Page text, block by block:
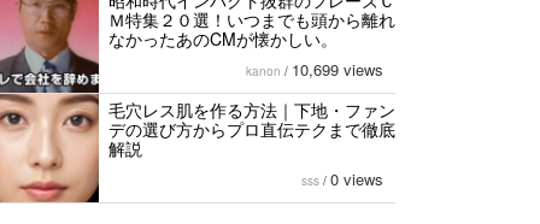
Ｍ特集２０選！いつまでも頭から離れ
なかったあのCMが懐かしい。
kanon / 10,699 views
毛穴レス肌を作る方法｜下地・ファン
デの選び方からプロ直伝テクまで徹底
解説
sss / 0 views